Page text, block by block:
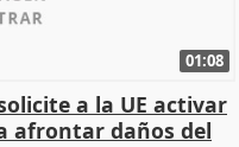
01:08
a la UE activar
afrontar daños del